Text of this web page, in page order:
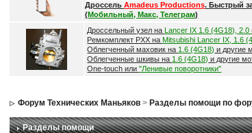
ДроссельAmadeus Productions. Быстрый
(Мобильный, Макс, Телеграм)
Дроссельный узел на Lancer IX 1.6 (4G18), 2.0
Ремкомплект РХХ на Mitsubishi Lancer IX, 1.6
Облегченный маховик на 1.6 (4G18) и другие
Облегченные шкивы на 1.6 (4G18) и другие
One-touch или"Ленивые поворотники"
Форум Технических Маньяков > Разделы помощи по
Разделы помощи